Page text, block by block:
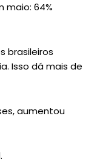
maio: 64%
brasileiros
Isso dá mais de
aumentou